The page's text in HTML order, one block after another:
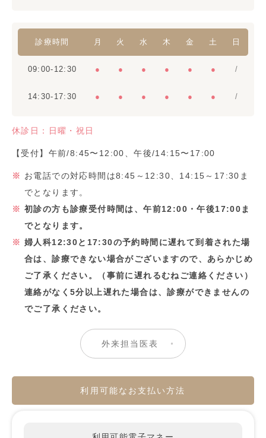
診療時間 月 火 水 木 金 土 日
09:00-12:30 ● ● ● ● ● ● /
14:30-17:30 ● ● ● ● ● ● /
休診日：日曜・祝日
【受付】午前/8:45〜12:00、午後/14:15〜17:00
お電話での対応時間は8:45～12:30、14:15～17:30ま
でとなります。
初診の方も診療受付時間は、午前12:00・午後17:00ま
でとなります。
婦人科12:30と17:30の予約時間に遅れて到着された場
合は、診療できない場合がございますので、あらかじめ
ご了承ください。（事前に遅れるむねご連絡ください）
連絡がなく5分以上遅れた場合は、診療ができませんの
でご了承ください。
外来担当医表
利用可能なお支払い方法